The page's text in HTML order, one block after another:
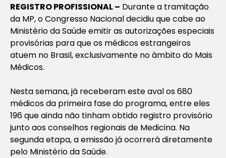
REGISTRO PROFISSIONAL – Durante a tramitação
da MP, o Congresso Nacional decidiu que cabe ao
Ministério da Saúde emitir as autorizações especiais
provisórias para que os médicos estrangeiros
atuem no Brasil, exclusivamente no âmbito do Mais
Médicos.
Nesta semana, já receberam este aval os 680
médicos da primeira fase do programa, entre eles
196 que ainda não tinham obtido registro provisório
junto aos conselhos regionais de Medicina. Na
segunda etapa, a emissão já ocorrerá diretamente
pelo Ministério da Saúde.